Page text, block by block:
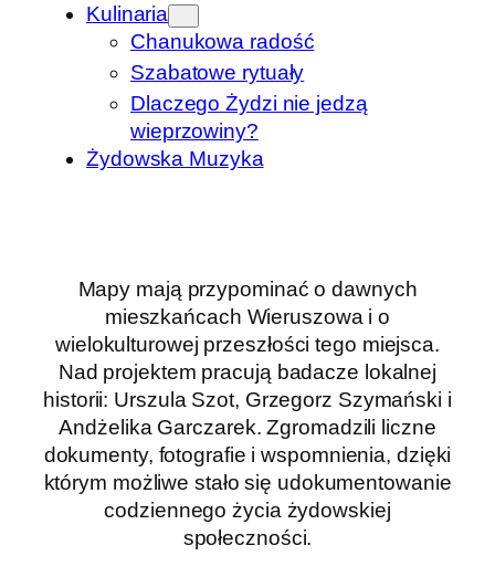
Kulinaria
Chanukowa radość
Szabatowe rytuały
Dlaczego Żydzi nie jedzą
wieprzowiny?
Żydowska Muzyka
Mapy mają przypominać o dawnych
mieszkańcach Wieruszowa i o
wielokulturowej przeszłości tego miejsca.
Nad projektem pracują badacze lokalnej
historii: Urszula Szot, Grzegorz Szymański i
Andżelika Garczarek. Zgromadzili liczne
dokumenty, fotografie i wspomnienia, dzięki
którym możliwe stało się udokumentowanie
codziennego życia żydowskiej
społeczności.